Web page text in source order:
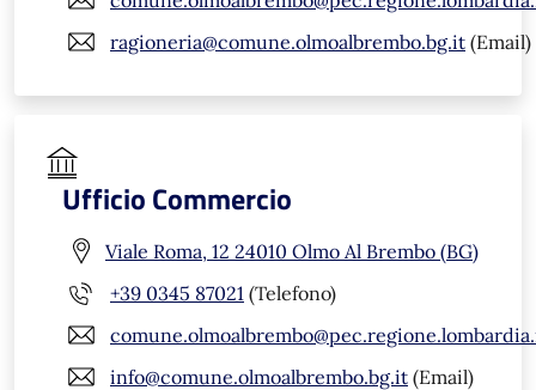
ragioneria@comune.olmoalbrembo.bg.it (Email)
Ufficio Commercio
Viale Roma, 12 24010 Olmo Al Brembo (BG)
+39 0345 87021 (Telefono)
info@comune.olmoalbrembo.bg.it (Email)